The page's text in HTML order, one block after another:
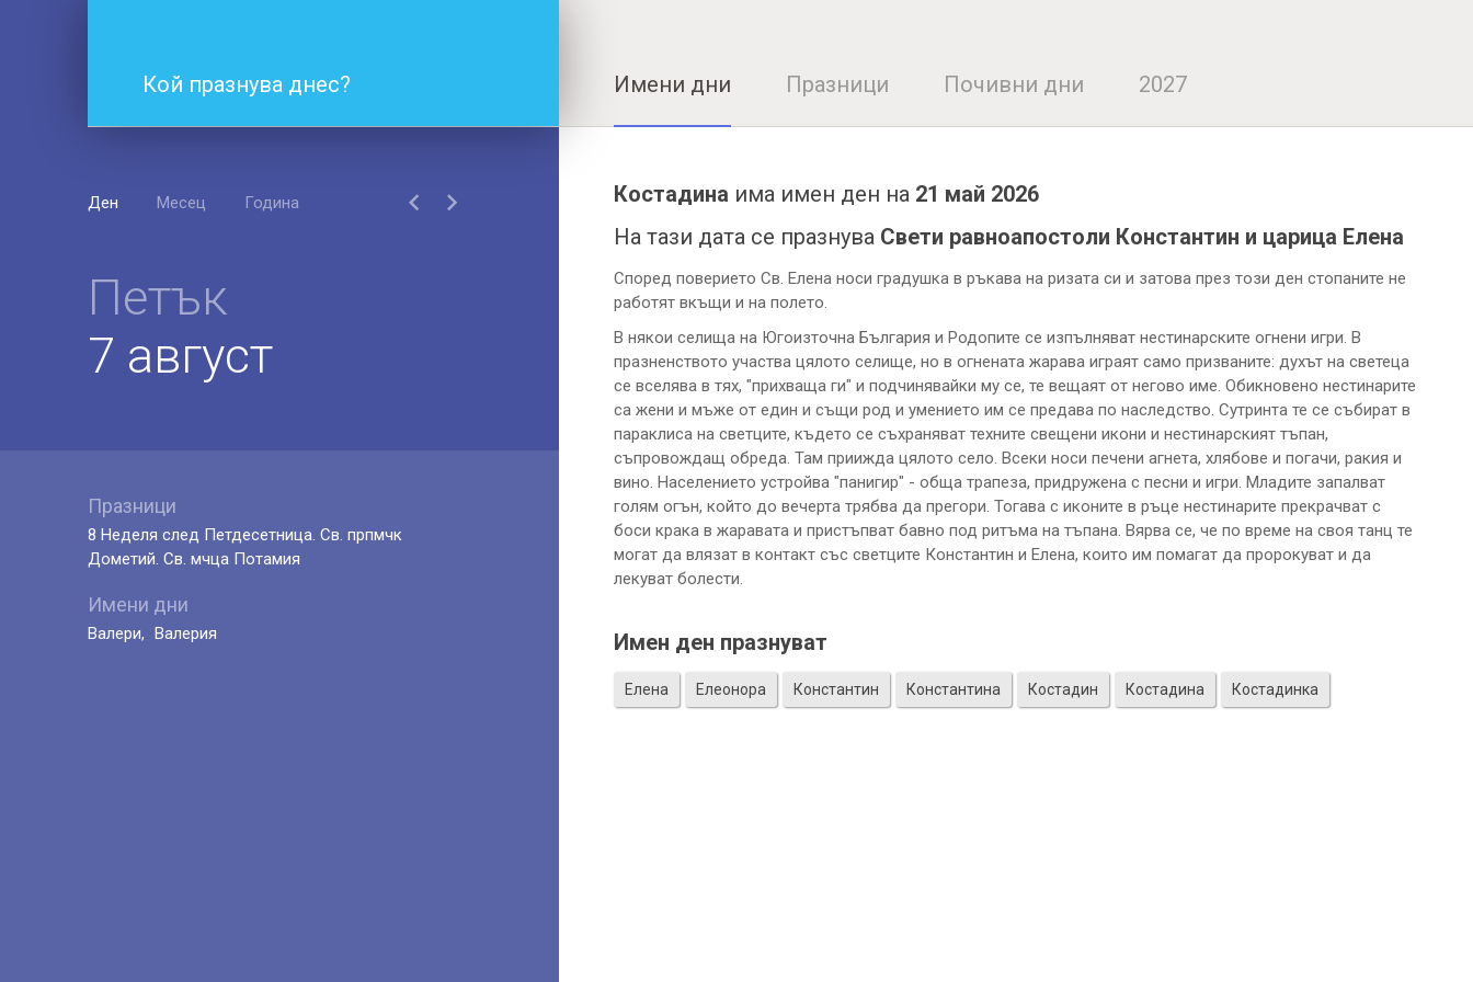
Кой празнува днес? Имени дни Празници Почивни дни 2027
Ден Месец Година
Петък
7 август
Празници
8 Неделя след Петдесетница. Св. прпмчк
Дометий. Св. мчца Потамия
Имени дни
Валери Валерия
Костадина има имен ден на 21 май 2026
На тази дата се празнува Свети равноапостоли Константин и царица Елена
Според поверието Св. Елена носи градушка в ръкава на ризата си и затова през този ден стопаните не
работят вкъщи и на полето.
В някои селища на Югоизточна България и Родопите се изпълняват нестинарските огнени игри. В
празненството участва цялото селище, но в огнената жарава играят само призваните: духът на светеца
се вселява в тях, "прихваща ги" и подчинявайки му се, те вещаят от негово име. Обикновено нестинарите
са жени и мъже от един и същи род и умението им се предава по наследство. Сутринта те се събират в
параклиса на светците, където се съхраняват техните свещени икони и нестинарският тъпан,
съпровождащ обреда. Там приижда цялото село. Всеки носи печени агнета, хлябове и погачи, ракия и
вино. Населението устройва "панигир" - обща трапеза, придружена с песни и игри. Младите запалват
голям огън, който до вечерта трябва да прегори. Тогава с иконите в ръце нестинарите прекрачват с
боси крака в жаравата и пристъпват бавно под ритъма на тъпана. Вярва се, че по време на своя танц те
могат да влязат в контакт със светците Константин и Елена, които им помагат да пророкуват и да
лекуват болести.
Имен ден празнуват
Елена Елеонора Константин Константина Костадин Костадина Костадинка